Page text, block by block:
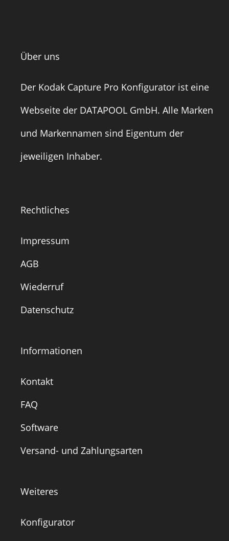
Über uns
Der Kodak Capture Pro Konfigurator ist eine
Webseite der DATAPOOL GmbH. Alle Marken
und Markennamen sind Eigentum der
jeweiligen Inhaber.
Rechtliches
Impressum
AGB
Wiederruf
Datenschutz
Informationen
Kontakt
FAQ
Software
Versand- und Zahlungsarten
Weiteres
Konfigurator